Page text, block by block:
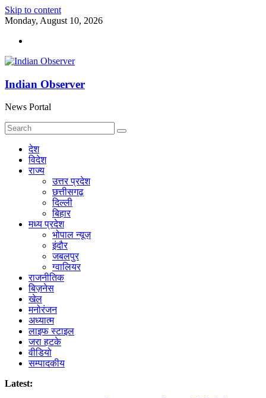
Skip to content
Monday, August 10, 2026
Indian Observer
News Portal
देश
विदेश
राज्य
उत्तर प्रदेश
छत्तीसगढ़
दिल्ली
बिहार
मध्य प्रदेश
भोपाल न्यूज़
इंदौर
जबलपुर
ग्वालियर
राजनीतिक
बिज़नेस
खेल
मनोरंजन
अध्यात्म
लाइफ स्टाइल
जरा हटके
वीडियो
सम्पादकीय
Latest: